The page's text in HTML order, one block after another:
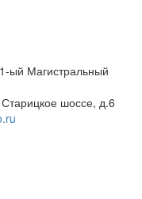
1-ый Магистральный
Старицкое шоссе, д.6